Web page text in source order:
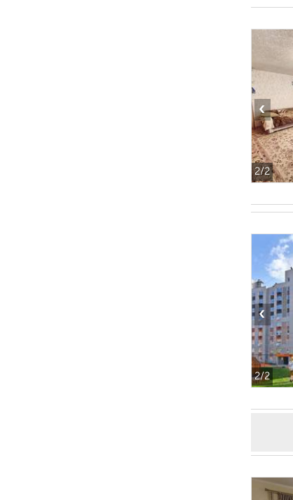
2/2
‹
2/2
‹